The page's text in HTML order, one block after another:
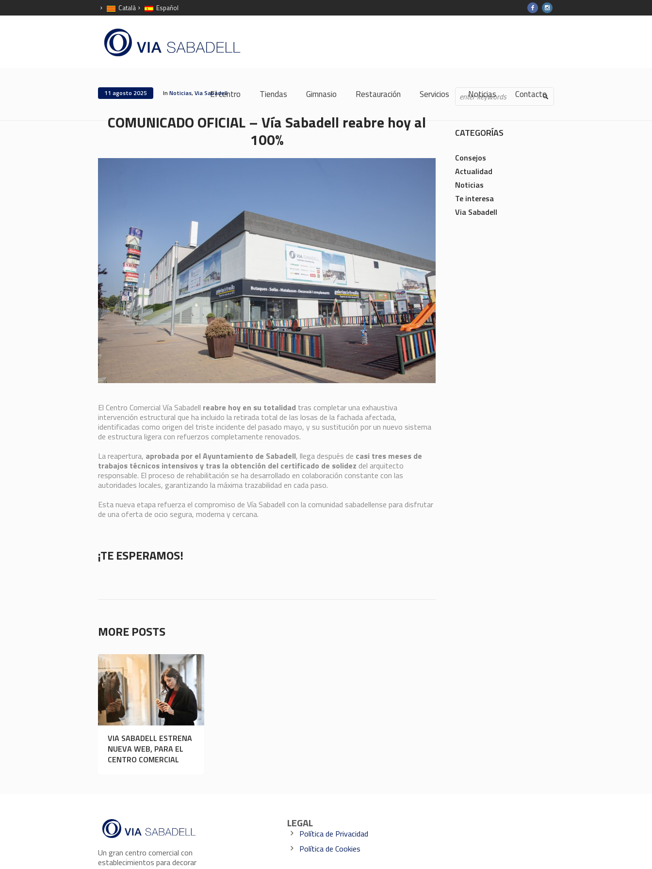
Català Español
El centro Tiendas Gimnasio Restauración Servicios Noticias Contacto
11 agosto 2025 In Noticias,Via Sabadell
COMUNICADO OFICIAL – Vía Sabadell reabre hoy al
100%
El Centro Comercial Vía Sabadell reabre hoy en su totalidad tras completar una exhaustiva
intervención estructural que ha incluido la retirada total de las losas de la fachada afectada,
identificadas como origen del triste incidente del pasado mayo, y su sustitución por un nuevo sistema
de estructura ligera con refuerzos completamente renovados.
La reapertura, aprobada por el Ayuntamiento de Sabadell, llega después de casi tres meses de
trabajos técnicos intensivos y tras la obtención del certificado de solidez del arquitecto
responsable. El proceso de rehabilitación se ha desarrollado en colaboración constante con las
autoridades locales, garantizando la máxima trazabilidad en cada paso.
Esta nueva etapa refuerza el compromiso de Vía Sabadell con la comunidad sabadellense para disfrutar
de una oferta de ocio segura, moderna y cercana.
¡TE ESPERAMOS!
MORE POSTS
VIA SABADELL ESTRENA
NUEVA WEB, PARA EL
CENTRO COMERCIAL
CATEGORÍAS
Consejos
Actualidad
Noticias
Te interesa
Via Sabadell
Un gran centro comercial con
establecimientos para decorar
LEGAL
Política de Privacidad
Política de Cookies